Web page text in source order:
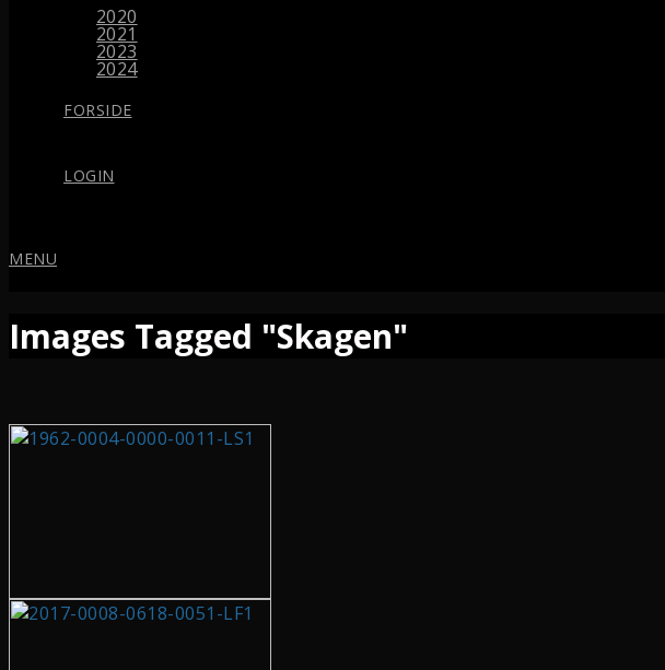
2020
2021
2023
2024
FORSIDE
LOGIN
MENU
Images Tagged "Skagen"